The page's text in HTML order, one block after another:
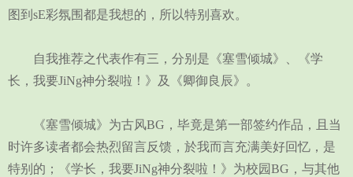
图到sE彩氛围都是我想的，所以特别喜欢。
自我推荐之代表作有三，分别是《塞雪倾城》、《学
长，我要JiNg神分裂啦！》及《卿御良辰》。
《塞雪倾城》为古风BG，毕竟是第一部签约作品，且当
时许多读者都会热烈留言反馈，於我而言充满美好回忆，是
特别的；《学长，我要JiNg神分裂啦！》为校园BG，与其他